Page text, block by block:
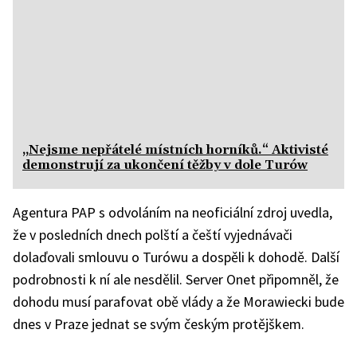
„Nejsme nepřátelé místních horníků.“ Aktivisté
demonstrují za ukončení těžby v dole Turów
Agentura PAP s odvoláním na neoficiální zdroj uvedla,
že v posledních dnech polští a čeští vyjednávači
dolaďovali smlouvu o Turówu a dospěli k dohodě. Další
podrobnosti k ní ale nesdělil. Server Onet připomněl, že
dohodu musí parafovat obě vlády a že Morawiecki bude
dnes v Praze jednat se svým českým protějškem.